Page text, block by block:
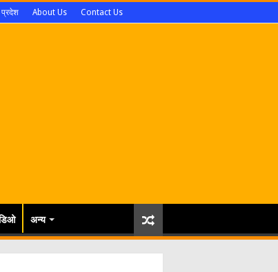
प्रदेश About Us Contact Us
अन्य